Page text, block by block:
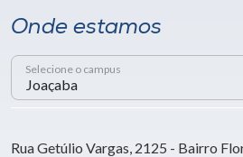
Onde estamos
Selecione o campus
Rua Getúlio Vargas, 2125 - Bairro